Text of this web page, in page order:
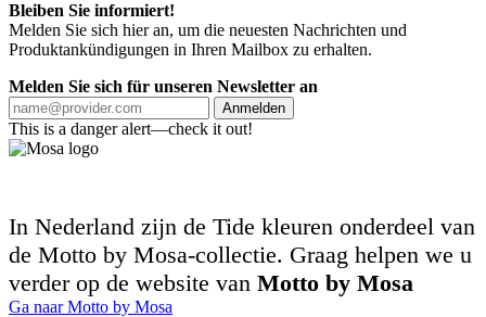
Bleiben Sie informiert!
Melden Sie sich hier an, um die neuesten Nachrichten und
Produktankündigungen in Ihren Mailbox zu erhalten.
Melden Sie sich für unseren Newsletter an
Anmelden
This is a danger alert—check it out!
In Nederland zijn de Tide kleuren onderdeel van
de Motto by Mosa-collectie. Graag helpen we u
verder op de website van Motto by Mosa
Ga naar Motto by Mosa